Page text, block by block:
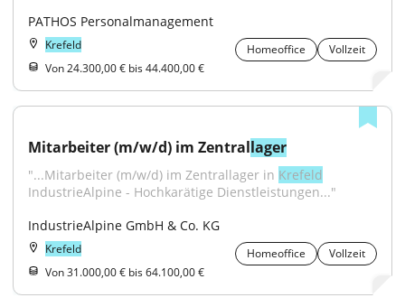
PATHOS Personalmanagement
Krefeld Homeoffice
Vollzeit
Von 24.300,00 € bis 44.400,00 €
Mitarbeiter (m/w/d) im Zentrallager
"...Mitarbeiter (m/w/d) im Zentrallager in Krefeld
IndustrieAlpine - Hochkarätige Dienstleistungen..."
IndustrieAlpine GmbH & Co. KG
Krefeld Homeoffice
Vollzeit
Von 31.000,00 € bis 64.100,00 €